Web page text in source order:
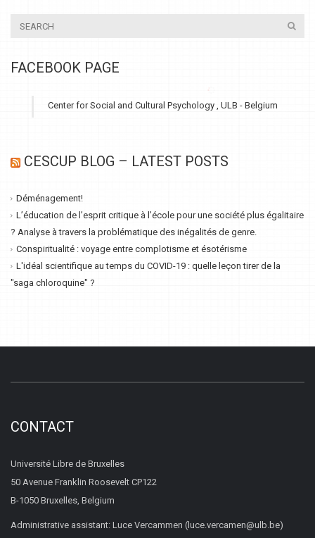
FACEBOOK PAGE
Center for Social and Cultural Psychology , ULB - Belgium
CESCUP BLOG – LATEST POSTS
Déménagement!
L’éducation de l’esprit critique à l’école pour une société plus égalitaire
? Analyse à travers la problématique des inégalités de genre.
Conspiritualité : voyage entre complotisme et ésotérisme
L'idéal scientifique au temps du COVID-19 : quelle leçon tirer de la
"saga chloroquine" ?
CONTACT
Université Libre de Bruxelles
50 Avenue Franklin Roosevelt CP122
B-1050 Bruxelles, Belgium
Administrative assistant: Luce Vercammen (luce.vercamen@ulb.be)